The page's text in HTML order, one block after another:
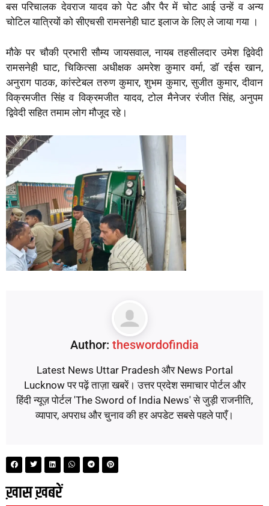
बस परिचालक देवराज यादव को पेट और पैर में चोट आई उन्हें व अन्य
चोटिल यात्रियों को सीएचसी रामसनेही घाट इलाज के लिए ले जाया गया ।
मौके पर चौकी प्रभारी सौम्य जायसवाल, नायब तहसीलदार उमेश द्विवेदी
रामसनेही घाट, चिकित्सा अधीक्षक अमरेश कुमार वर्मा, डॉ रईस खान,
अनुराग पाठक, कांस्टेबल तरुण कुमार, शुभम कुमार, सुजीत कुमार, दीवान
विक्रमजीत सिंह व विक्रमजीत यादव, टोल मैनेजर रंजीत सिंह, अनुपम
द्विवेदी सहित तमाम लोग मौजूद रहे।
Author: theswordofindia
Latest News Uttar Pradesh और News Portal
Lucknow पर पढ़ें ताज़ा खबरें। उत्तर प्रदेश समाचार पोर्टल और
हिंदी न्यूज़ पोर्टल 'The Sword of India News' से जुड़ी राजनीति,
व्यापार, अपराध और चुनाव की हर अपडेट सबसे पहले पाएँ।
ख़ास ख़बरें